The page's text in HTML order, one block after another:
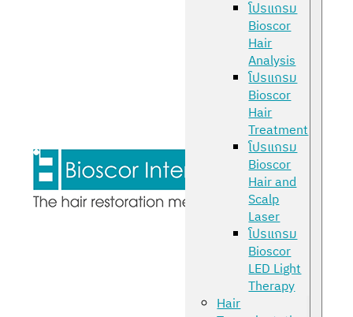
โปรแกรม
Bioscor
Hair
Analysis
โปรแกรม
Bioscor
Hair
Treatment
โปรแกรม
Bioscor
Hair and
Scalp
Laser
โปรแกรม
Bioscor
LED Light
Therapy
Hair